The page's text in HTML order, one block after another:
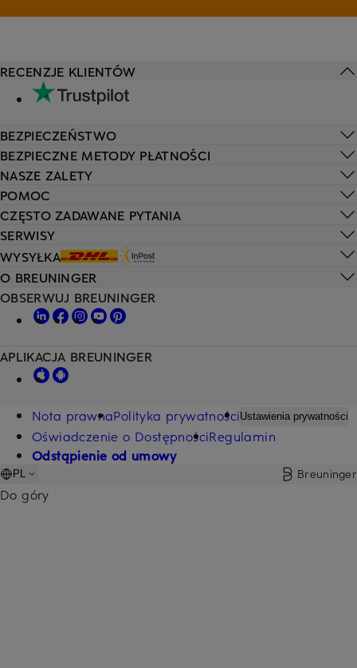
POMOC
CZĘSTO ZADAWANE PYTANIA
SERWISY
WYSYŁKA
RECENZJE KLIENTÓW
BEZPIECZEŃSTWO
BEZPIECZNE METODY PŁATNOŚCI
NASZE ZALETY
O BREUNINGER
OBSERWUJ BREUNINGER
APLIKACJA BREUNINGER
Nota prawnaPolityka prywatnościUstawienia prywatności
Oświadczenie o DostępnościRegulamin
Odstąpienie od umowy
PL Breuninger
Do góry